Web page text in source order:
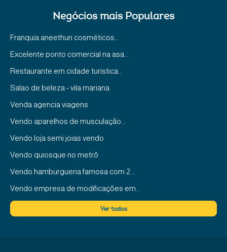
Negócios mais Populares
Franquia aneethun cosméticos...
Excelente ponto comercial na asa...
Restaurante em cidade turistica...
Salao de beleza - vila mariana
Venda agencia viagens
Vendo aparelhos de musculação...
Vendo loja semi joias vendo
Vendo quiosque no metrô
Vendo hamburgueria famosa com 2...
Vendo empresa de modificações em...
Passo ponto de pizzaria com salão...
Ver todos